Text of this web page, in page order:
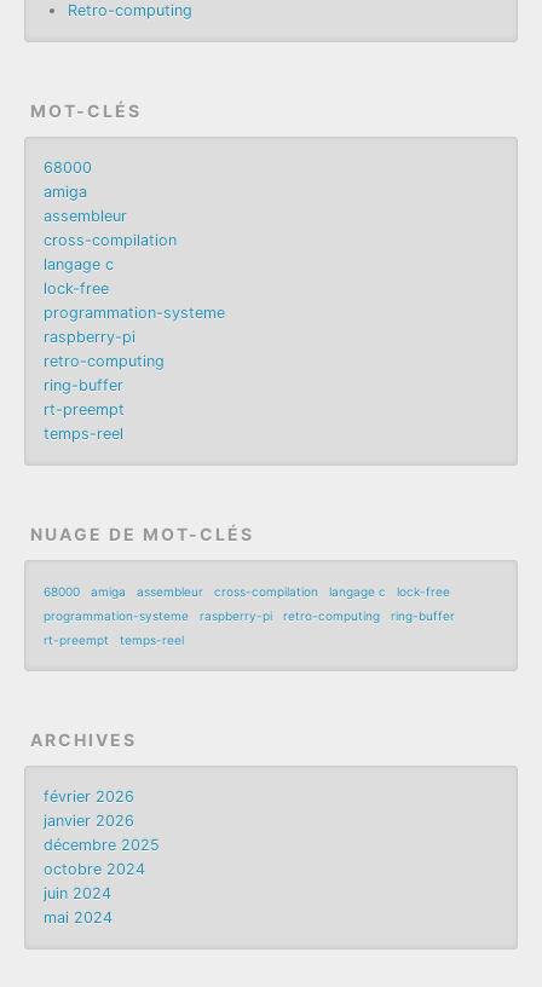
Retro-computing
MOT-CLÉS
68000
amiga
assembleur
cross-compilation
langage c
lock-free
programmation-systeme
raspberry-pi
retro-computing
ring-buffer
rt-preempt
temps-reel
NUAGE DE MOT-CLÉS
68000 amiga assembleur cross-compilation langage c
lock-free
programmation-systeme
raspberry-pi retro-computing
ring-buffer
rt-preempt
temps-reel
ARCHIVES
février 2026
janvier 2026
décembre 2025
octobre 2024
juin 2024
mai 2024